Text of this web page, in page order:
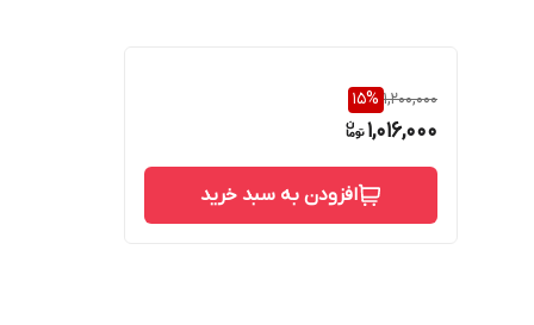
1,200,000
15%
1,016,000
افزودن به سبد خرید